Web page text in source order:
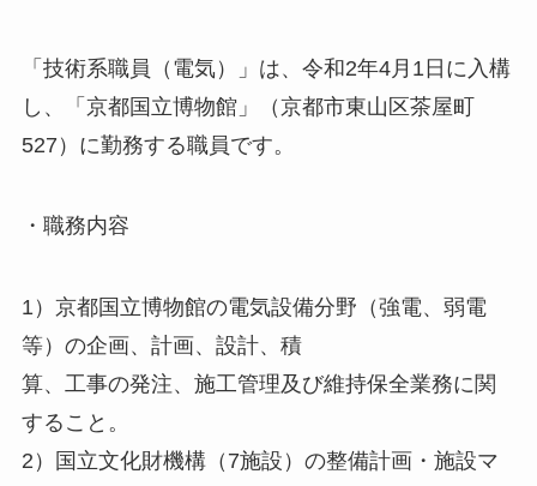
「技術系職員（電気）」は、令和2年4月1日に入構
し、「京都国立博物館」（京都市東山区茶屋町
527）に勤務する職員です。
・職務内容
1）京都国立博物館の電気設備分野（強電、弱電
等）の企画、計画、設計、積
算、工事の発注、施工管理及び維持保全業務に関
すること。
2）国立文化財機構（7施設）の整備計画・施設マ